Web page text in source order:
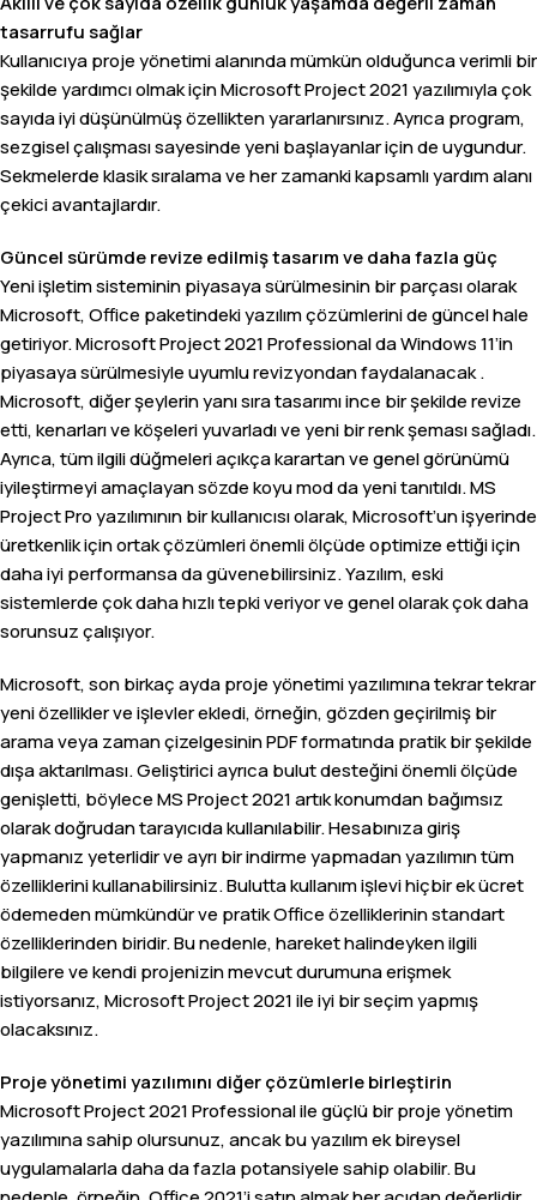
tasarrufu sağlar
Kullanıcıya proje yönetimi alanında mümkün olduğunca verimli bir
şekilde yardımcı olmak için Microsoft Project 2021 yazılımıyla çok
sayıda iyi düşünülmüş özellikten yararlanırsınız. Ayrıca program,
sezgisel çalışması sayesinde yeni başlayanlar için de uygundur.
Sekmelerde klasik sıralama ve her zamanki kapsamlı yardım alanı
çekici avantajlardır.
Güncel sürümde revize edilmiş tasarım ve daha fazla güç
Yeni işletim sisteminin piyasaya sürülmesinin bir parçası olarak
Microsoft, Office paketindeki yazılım çözümlerini de güncel hale
getiriyor. Microsoft Project 2021 Professional da Windows 11’in
piyasaya sürülmesiyle uyumlu revizyondan faydalanacak .
Microsoft, diğer şeylerin yanı sıra tasarımı ince bir şekilde revize
etti, kenarları ve köşeleri yuvarladı ve yeni bir renk şeması sağladı.
Ayrıca, tüm ilgili düğmeleri açıkça karartan ve genel görünümü
iyileştirmeyi amaçlayan sözde koyu mod da yeni tanıtıldı. MS
Project Pro yazılımının bir kullanıcısı olarak, Microsoft’un işyerinde
üretkenlik için ortak çözümleri önemli ölçüde optimize ettiği için
daha iyi performansa da güvenebilirsiniz. Yazılım, eski
sistemlerde çok daha hızlı tepki veriyor ve genel olarak çok daha
sorunsuz çalışıyor.
Microsoft, son birkaç ayda proje yönetimi yazılımına tekrar tekrar
yeni özellikler ve işlevler ekledi, örneğin, gözden geçirilmiş bir
arama veya zaman çizelgesinin PDF formatında pratik bir şekilde
dışa aktarılması. Geliştirici ayrıca bulut desteğini önemli ölçüde
genişletti, böylece MS Project 2021 artık konumdan bağımsız
olarak doğrudan tarayıcıda kullanılabilir. Hesabınıza giriş
yapmanız yeterlidir ve ayrı bir indirme yapmadan yazılımın tüm
özelliklerini kullanabilirsiniz. Bulutta kullanım işlevi hiçbir ek ücret
ödemeden mümkündür ve pratik Office özelliklerinin standart
özelliklerinden biridir. Bu nedenle, hareket halindeyken ilgili
bilgilere ve kendi projenizin mevcut durumuna erişmek
istiyorsanız, Microsoft Project 2021 ile iyi bir seçim yapmış
olacaksınız.
Proje yönetimi yazılımını diğer çözümlerle birleştirin
Microsoft Project 2021 Professional ile güçlü bir proje yönetim
yazılımına sahip olursunuz, ancak bu yazılım ek bireysel
uygulamalarla daha da fazla potansiyele sahip olabilir. Bu